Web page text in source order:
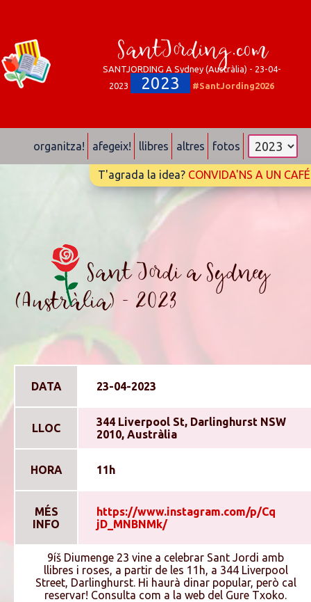
SantJording.com
SANTJORDING A Sydney (Austràlia) - 23-04-
2023
2023 #SantJording2026
organitza! afegeix! llibres altres fotos
T'agrada la idea? CONVIDA'NS A UN CAFÉ
Sant Jordi a Sydney
(Austràlia) - 2023
DATA 23-04-2023
LLOC
344 Liverpool St, Darlinghurst NSW
2010, Austràlia
HORA 11h
MÉS
INFO
https://www.instagram.com/p/Cq
jD_MNBNMk/
9íš Diumenge 23 vine a celebrar Sant Jordi amb
llibres i roses, a partir de les 11h, a 344 Liverpool
Street, Darlinghurst. Hi haurà dinar popular, però cal
reservar! Consulta com a la web del Gure Txoko.